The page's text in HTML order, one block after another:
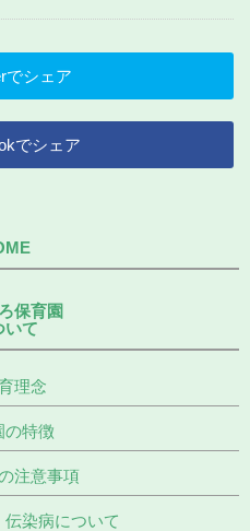
でシェア
でシェア
保育園
いて
理念
の特徴
注意事項
染病について